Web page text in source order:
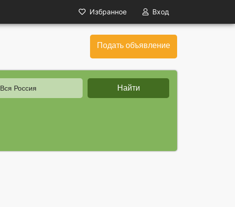
Избранное Вход
Подать объявление
Вся Россия Найти